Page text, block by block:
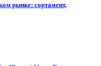
рынке: сортамент,